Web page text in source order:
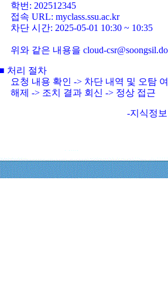
학번: 202512345
접속 URL: myclass.ssu.ac.kr
차단 시간: 2025-05-01 10:30 ~ 10:35
위와 같은 내용을 cloud-
■ 처리 절차
요청 내용 확인 -> 차단 내역 및 오탐
해제 -> 조치 결과 회신 -> 정상 접근
-지식정